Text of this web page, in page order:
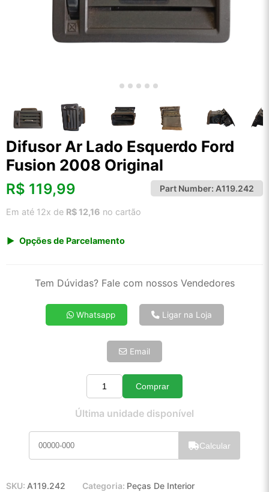
Difusor Ar Lado Esquerdo Ford
Fusion 2008 Original
R$ 119,99 Part Number: A119.242
Em até 12x de R$ 12,16 no cartão
Opções de Parcelamento
2x de R$ 64,58
4x de R$ 33,26
5x de R$ 26,95
Tem Dúvidas? Fale com nossos Vendedores
Whatsapp Ligar na Loja
Email
Quantidade
Comprar
Última unidade disponível
Calcular
SKU: A119.242 Categoria: Peças De Interior